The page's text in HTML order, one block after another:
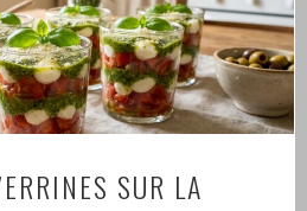
SUR LA